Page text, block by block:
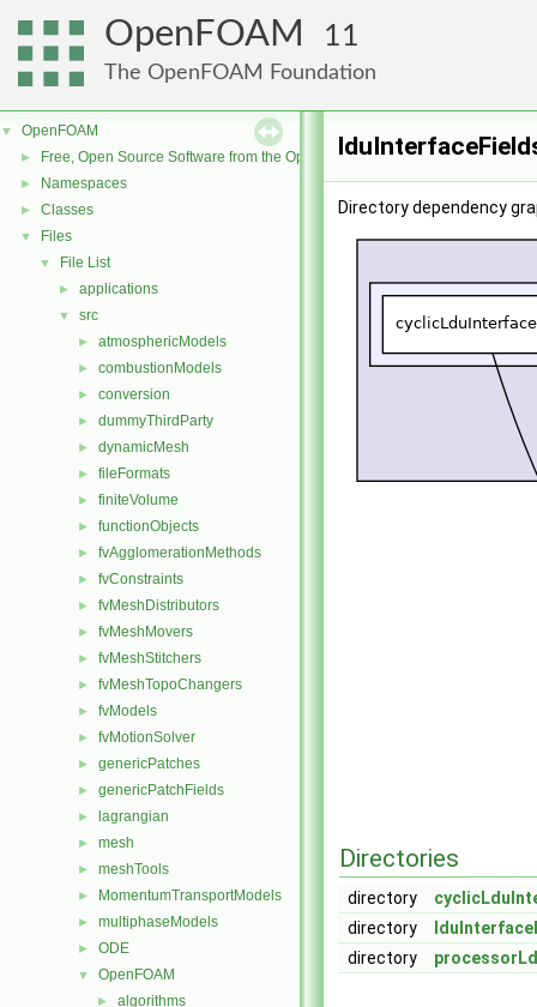
OpenFOAM 11
The OpenFOAM Foundation
▼ OpenFOAM
► Free, Open Source Software from the OpenFOAM Foundation
► Namespaces
► Classes
▼ Files
▼ File List
► applications
▼ src
► atmosphericModels
► combustionModels
► conversion
► dummyThirdParty
► dynamicMesh
► fileFormats
► finiteVolume
► functionObjects
► fvAgglomerationMethods
► fvConstraints
► fvMeshDistributors
► fvMeshMovers
► fvMeshStitchers
► fvMeshTopoChangers
► fvModels
► fvMotionSolver
► genericPatches
► genericPatchFields
► lagrangian
► mesh
► meshTools
► MomentumTransportModels
► multiphaseModels
► ODE
▼ OpenFOAM
► algorithms
Directory dependency
Directories
directory
directory
directory